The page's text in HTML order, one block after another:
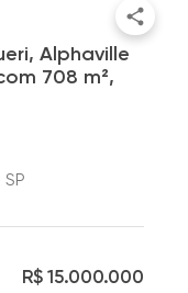
Alphaville
708 m²,
R$ 15.000.000